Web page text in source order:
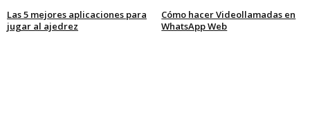
Las 5 mejores aplicaciones para
jugar al ajedrez
Cómo hacer Videollamadas en
WhatsApp Web